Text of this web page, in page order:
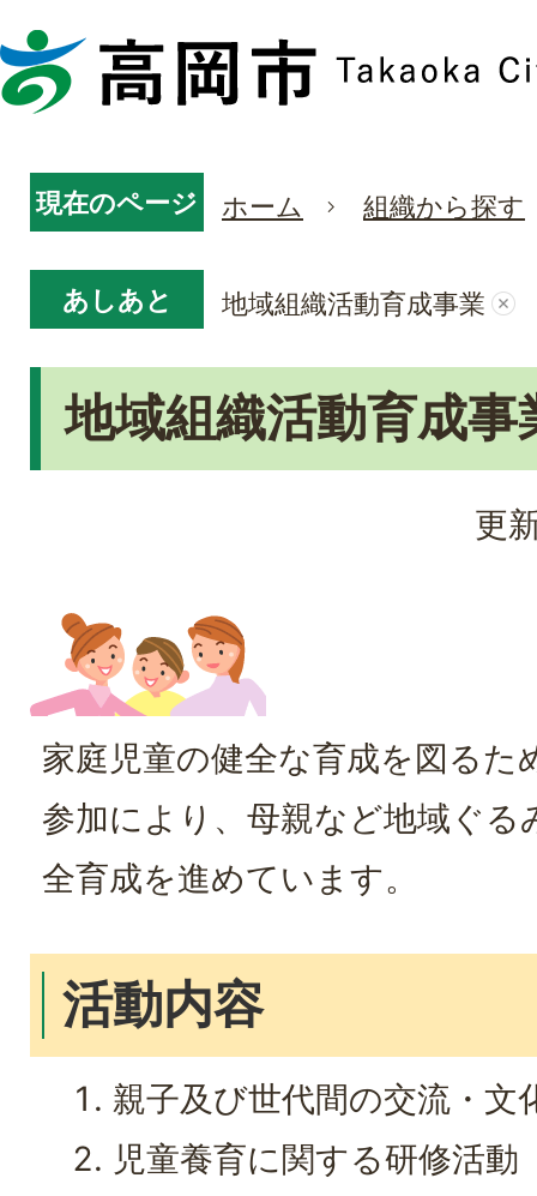
現在のページ ホーム 組織から探す
あしあと 地域組織活動育成事業
地域組織活動育成事
更
家庭児童の健全な育成を図るた
参加により、母親など地域ぐ
全育成を進めています。
活動内容
親子及び世代間の交流・文
児童養育に関する研修活動